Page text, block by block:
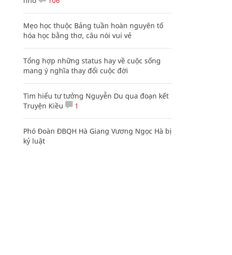
Mẹo học thuộc Bảng tuần hoàn nguyên tố
hóa học bằng thơ, câu nói vui vẻ
Tổng hợp những status hay về cuộc sống
mang ý nghĩa thay đổi cuộc đời
Tìm hiểu tư tưởng Nguyễn Du qua đoạn kết
Truyện Kiều
1
Phó Đoàn ĐBQH Hà Giang Vương Ngọc Hà bị
kỷ luật